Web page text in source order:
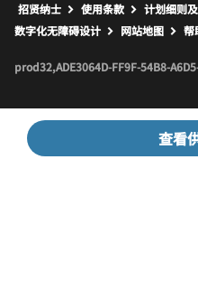
查看
招贤纳士 使用条款 计划细则
数字化无障碍设计
网站地图 帮
prod32,ADE3064D-FF9F-54B8-